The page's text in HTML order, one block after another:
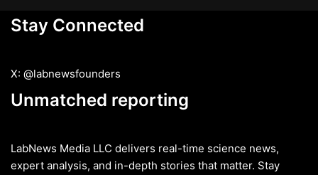
Stay Connected
X: @labnewsfounders
Unmatched reporting
LabNews Media LLC delivers real-time science news,
expert analysis, and in-depth stories that matter. Stay